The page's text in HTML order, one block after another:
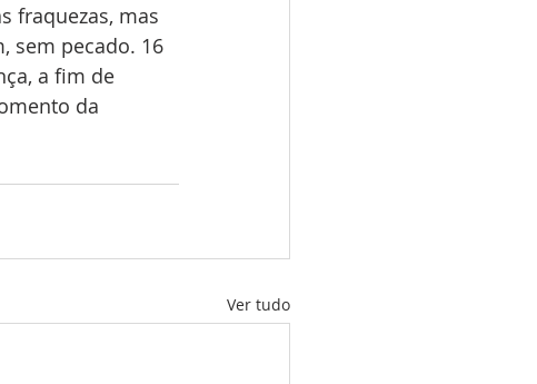
fraquezas, mas
sem pecado. 16
a fim de
da
Ver tudo